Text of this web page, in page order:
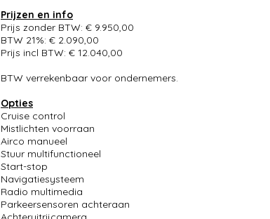
Prijzen en info
Prijs zonder BTW: € 9.950,00
BTW 21%: € 2.090,00
Prijs incl BTW: € 12.040,00
BTW verrekenbaar voor ondernemers.
Opties
Cruise control
Mistlichten voorraan
Airco manueel
Stuur multifunctioneel
Start-stop
Navigatiesysteem
Radio multimedia
Parkeersensoren achteraan